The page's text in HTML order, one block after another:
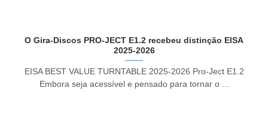
O Gira-Discos PRO-JECT E1.2 recebeu distinção EISA
2025-2026
EISA BEST VALUE TURNTABLE 2025-2026 Pro-Ject E1.2
Embora seja acessível e pensado para tornar o ...